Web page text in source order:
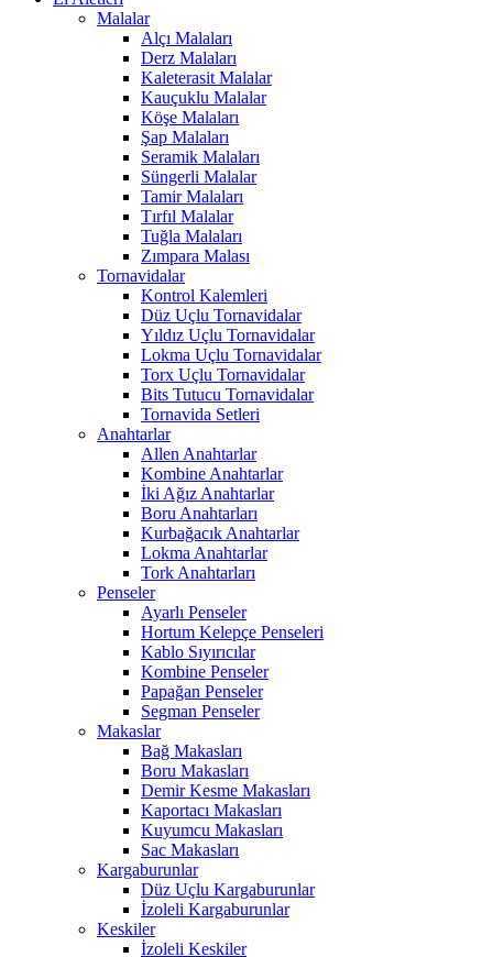
Malalar
Alçı Malaları
Derz Malaları
Kaleterasit Malalar
Kauçuklu Malalar
Köşe Malaları
Şap Malaları
Seramik Malaları
Süngerli Malalar
Tamir Malaları
Tırfıl Malalar
Tuğla Malaları
Zımpara Malası
Tornavidalar
Kontrol Kalemleri
Düz Uçlu Tornavidalar
Yıldız Uçlu Tornavidalar
Lokma Uçlu Tornavidalar
Torx Uçlu Tornavidalar
Bits Tutucu Tornavidalar
Tornavida Setleri
Anahtarlar
Allen Anahtarlar
Kombine Anahtarlar
İki Ağız Anahtarlar
Boru Anahtarları
Kurbağacık Anahtarlar
Lokma Anahtarlar
Tork Anahtarları
Penseler
Ayarlı Penseler
Hortum Kelepçe Penseleri
Kablo Sıyırıcılar
Kombine Penseler
Papağan Penseler
Segman Penseler
Makaslar
Bağ Makasları
Boru Makasları
Demir Kesme Makasları
Kaportacı Makasları
Kuyumcu Makasları
Sac Makasları
Kargaburunlar
Düz Uçlu Kargaburunlar
İzoleli Kargaburunlar
Keskiler
İzoleli Keskiler